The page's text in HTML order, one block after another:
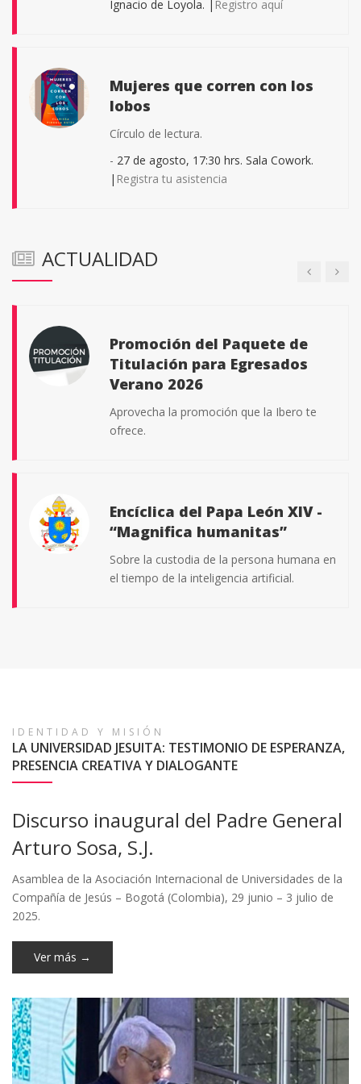
Ignacio de Loyola. | Registro aquí
Mujeres que corren con los
lobos
Círculo de lectura.
- 27 de agosto, 17:30 hrs. Sala Cowork.
| Registra tu asistencia
Certamen Universitario de
nivel superior de la Comarca Lagunera de
Coahuila y Durango.
-Consulta las bases de esta convocatoria.
|
Ver convocatoria
Ibero conecta talento
Feria de prácticas profesionales y
empleabilidad.
-20 de agosto, 9:00 hrs. Auditorio San
Círculo de lectura.
-27 de agosto, 17:30 hrs. Sala Cowork.
| Registra tu asistencia
ACTUALIDAD
Descarga ya la aplicación
Iberomáforo.
Monitorea el índice ultravioleta.
Consultar fácilmente la colegiatura a pagar
Promoción del Paquete de
Titulación para Egresados
Verano 2026
Aprovecha la promoción que la Ibero te
ofrece.
Encíclica del Papa León XIV -
“Magnifica humanitas”
Sobre la custodia de la persona humana en
el tiempo de la inteligencia artificial.
“Organizar universitariamente la
Esperanza”.
#VenASerIbero
Ya está en línea Acequias No.
98
-La revista universitaria con mayor trayectoria en
la Comarca Lagunera.
Puerta Norte Ibero"
Conoce los horarios de apertura
-Más información
IDENTIDAD Y MISIÓN
LA UNIVERSIDAD JESUITA: TESTIMONIO DE ESPERANZA,
PRESENCIA CREATIVA Y DIALOGANTE
Discurso inaugural del Padre General
Arturo Sosa, S.J.
Asamblea de la Asociación Internacional de Universidades de la
Compañía de Jesús – Bogotá (Colombia), 29 junio – 3 julio de
2025.
Ver más →